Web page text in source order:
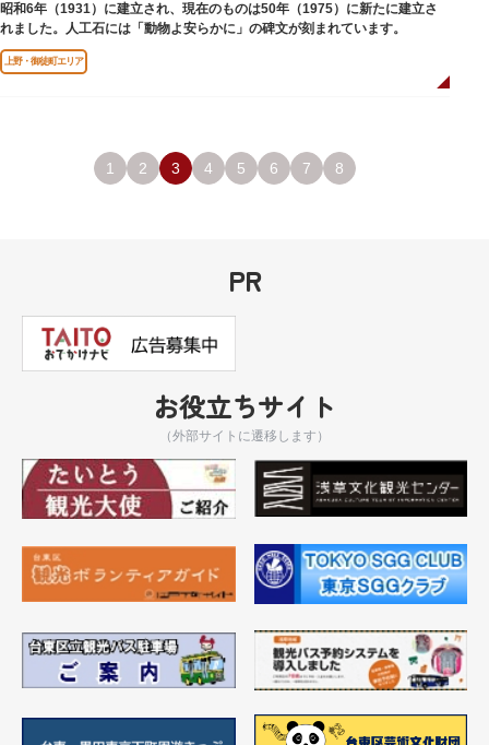
昭和6年（1931）に建立され、現在のものは50年（1975）に新たに建立さ
れました。人工石には「動物よ安らかに」の碑文が刻まれています。
上野・御徒町エリア
1 2 3 4 5 6 7 8
PR
お役立ちサイト
（外部サイトに遷移します）